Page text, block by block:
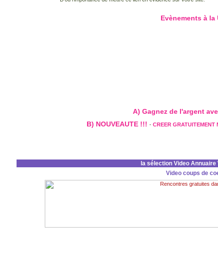
Evènements à la
A) Gagnez de l'argent
B) NOUVEAUTE !!! - CREER GRATUITEMENT
la sélection Video Annuaire
Video coups de